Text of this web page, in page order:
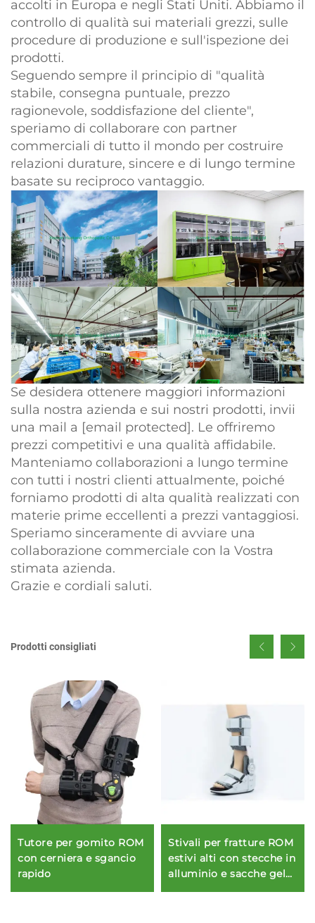
accolti in Europa e negli Stati Uniti. Abbiamo il
controllo di qualità sui materiali grezzi, sulle
procedure di produzione e sull'ispezione dei
prodotti.
Seguendo sempre il principio di "qualità
stabile, consegna puntuale, prezzo
ragionevole, soddisfazione del cliente",
speriamo di collaborare con partner
commerciali di tutto il mondo per costruire
relazioni durature, sincere e di lungo termine
basate su reciproco vantaggio.
Se desidera ottenere maggiori informazioni
sulla nostra azienda e sui nostri prodotti, invii
una mail a [email protected]. Le offriremo
prezzi competitivi e una qualità affidabile.
Manteniamo collaborazioni a lungo termine
con tutti i nostri clienti attualmente, poiché
forniamo prodotti di alta qualità realizzati con
materie prime eccellenti a prezzi vantaggiosi.
Speriamo sinceramente di avviare una
collaborazione commerciale con la Vostra
stimata azienda.
Grazie e cordiali saluti.
Prodotti consigliati
Tutore per gomito ROM
con cerniera e sgancio
rapido
Stivali per fratture ROM
estivi alti con stecche in
alluminio e sacche gel
per la caviglia